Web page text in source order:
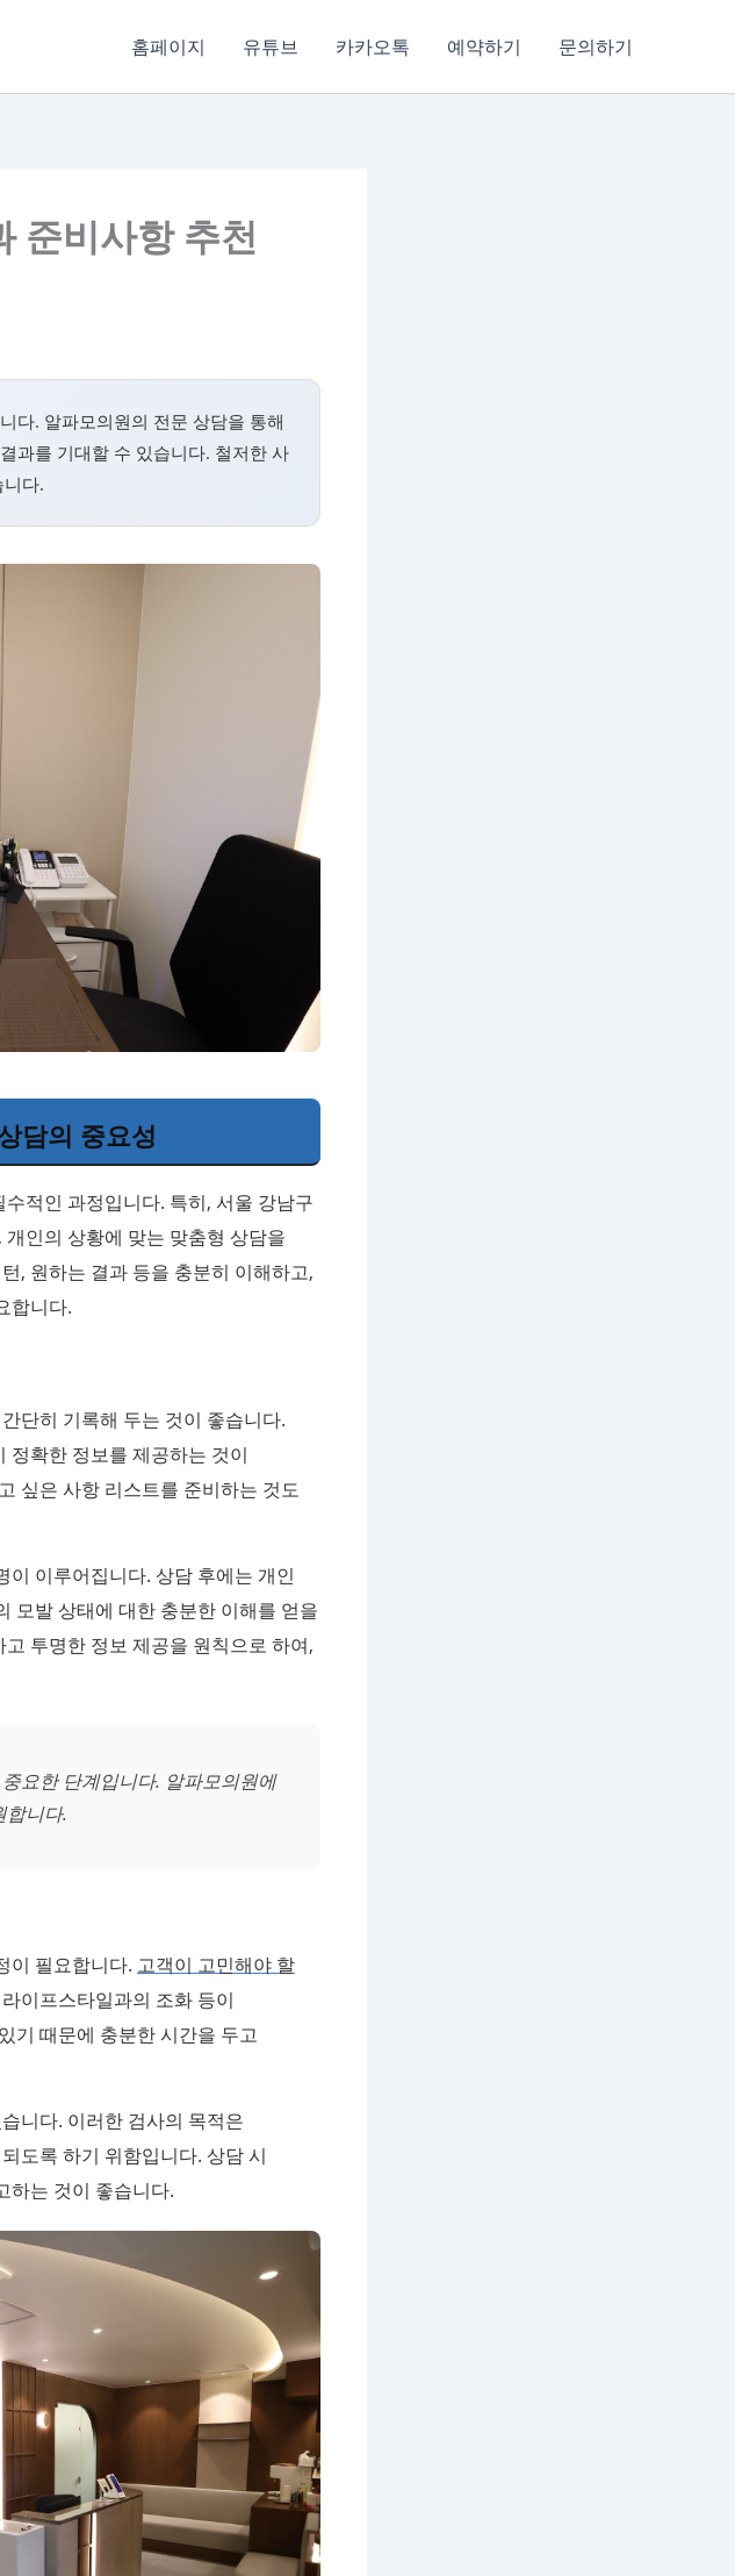
홈페이지 유튜브 카카오톡 예약하기 문의하기
준비사항 추천
다. 알파모의원의 전문 상담을 통해
과를 기대할 수 있습니다. 철저한 사
다.
담의 중요성
수적인 과정입니다. 특히, 서울 강남구
인의 상황에 맞는 맞춤형 상담을
, 원하는 결과 등을 충분히 이해하고,
합니다.
단히 기록해 두는 것이 좋습니다.
확한 정보를 제공하는 것이
싶은 사항 리스트를 준비하는 것도
이루어집니다. 상담 후에는 개인
모발 상태에 대한 충분한 이해를 얻을
투명한 정보 제공을 원칙으로 하여,
요한 단계입니다. 알파모의원에
합니다.
이 필요합니다. 고객이 고민해야 할
이프스타일과의 조화 등이
기 때문에 충분한 시간을 두고
니다. 이러한 검사의 목적은
도록 하기 위함입니다. 상담 시
하는 것이 좋습니다.